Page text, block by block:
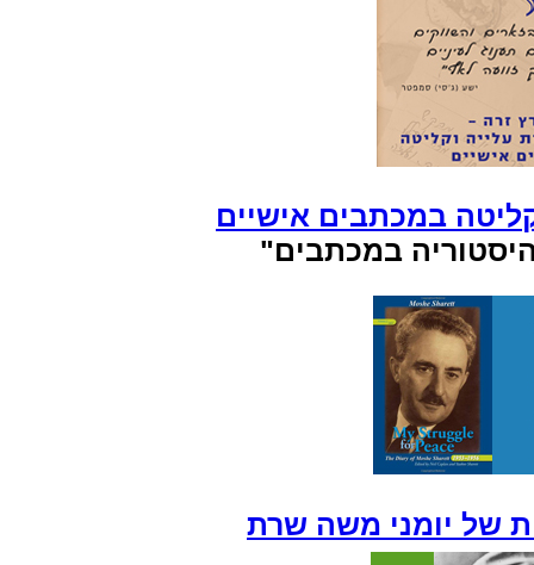
במכתבים אישיים
במכתבים"
של יומני משה שרת